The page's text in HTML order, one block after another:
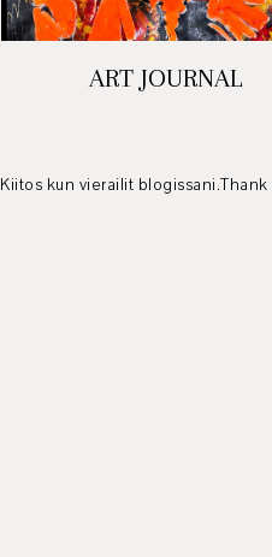
ART JOURNAL
Kiitos kun vierailit